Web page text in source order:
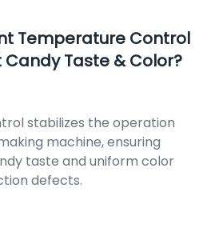
Temperature Control
Candy Taste & Color?
stabilizes the operation
machine, ensuring
taste and uniform color
defects.